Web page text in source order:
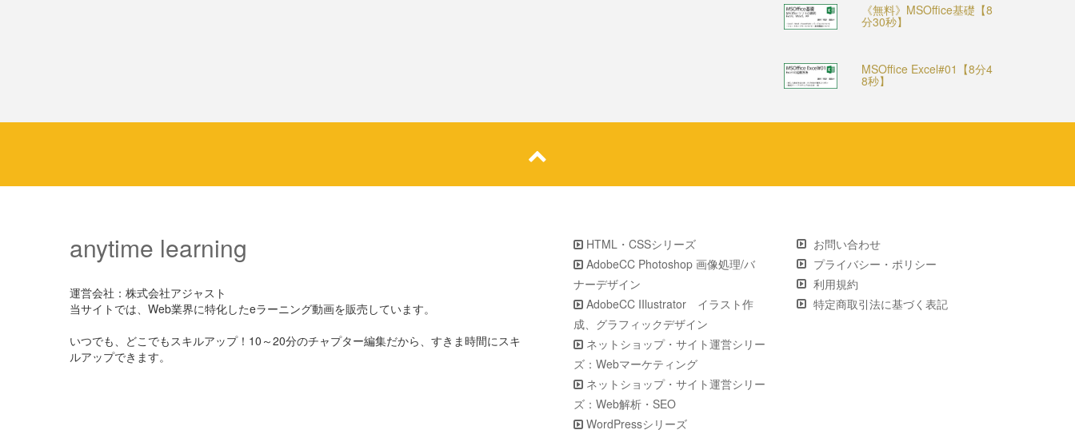
《無料》MSOffice基礎【8
分30秒】
MSOffice Excel#01【8分4
8秒】
anytime learning
運営会社：株式会社アジャスト
当サイトでは、Web業界に特化したeラーニング動画を販売しています。
いつでも、どこでもスキルアップ！10～20分のチャプター編集だから、すきま時間にスキ
ルアップできます。
HTML・CSSシリーズ
AdobeCC Photoshop 画像処理/バ
ナーデザイン
AdobeCC IIlustrator イラスト作
成、グラフィックデザイン
ネットショップ・サイト運営シリー
ズ：Webマーケティング
ネットショップ・サイト運営シリー
ズ：Web解析・SEO
WordPressシリーズ
お問い合わせ
プライバシー・ポリシー
利用規約
特定商取引法に基づく表記